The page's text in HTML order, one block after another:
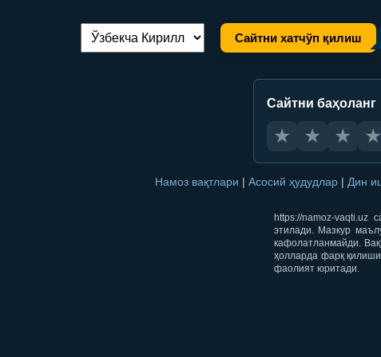
Тилни алмаштириш: Сайтни хатчўп қилиш
Сайтни баҳоланг
★ ★ ★ ★
Намоз вақтлари | Асосий ҳудудлар | Дин
https://namoz-vaqti.uz
этилади. Мазкур
кафолатланмайди.
ҳолларда фарқ
фаолият юритади.